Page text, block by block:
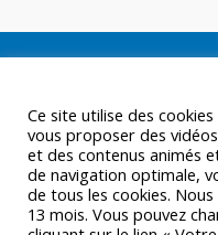
Ce site utilise des
vous proposer des
et des contenus animés
de navigation optimale,
de tous les cookies.
13 mois. Vous pouvez